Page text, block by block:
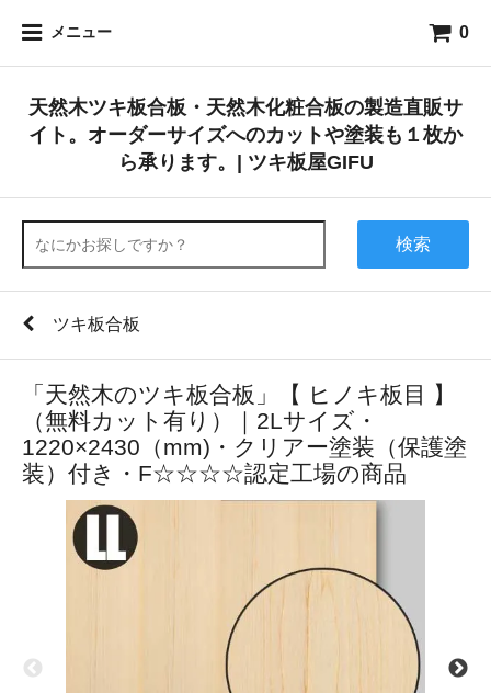
メニュー 0
天然木ツキ板合板・天然木化粧合板の製造直販サ
イト。オーダーサイズへのカットや塗装も１枚か
ら承ります。| ツキ板屋GIFU
検索
ツキ板合板
「天然木のツキ板合板」【 ヒノキ板目 】
（無料カット有り）｜2Lサイズ・
1220×2430（mm)・クリアー塗装（保護塗
装）付き・F☆☆☆☆認定工場の商品